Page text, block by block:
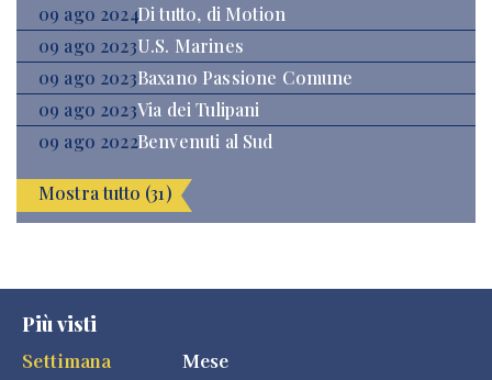
09 ago 2024Di tutto, di Motion
09 ago 2023U.S. Marines
09 ago 2023Baxano Passione Comune
09 ago 2023Via dei Tulipani
09 ago 2022Benvenuti al Sud
Mostra tutto (31)
Più visti
Settimana
Mese